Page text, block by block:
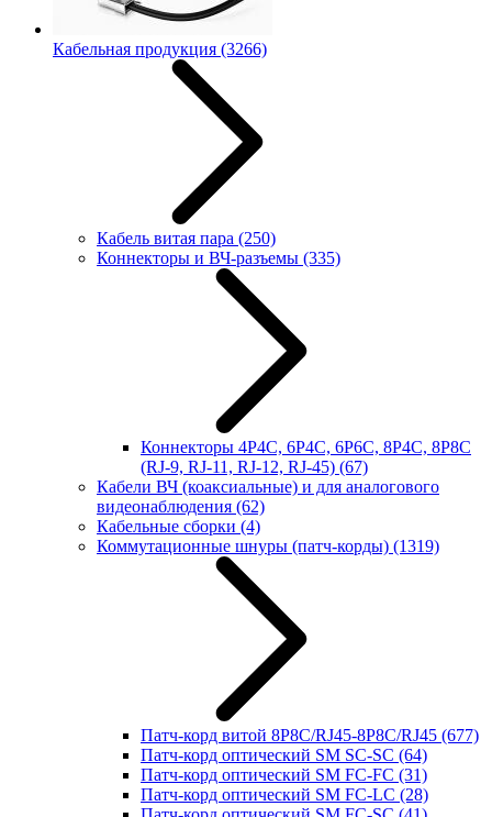
Кабельная продукция (3266)
Кабель витая пара (250)
Коннекторы и ВЧ-разъемы (335)
Коннекторы 4P4C, 6P4C, 6P6C, 8P4C, 8P8C
(RJ-9, RJ-11, RJ-12, RJ-45) (67)
Кабели ВЧ (коаксиальные) и для аналогового
видеонаблюдения (62)
Кабельные сборки (4)
Коммутационные шнуры (патч-корды) (1319)
Патч-корд витой 8P8C/RJ45-8P8C/RJ45 (677)
Патч-корд оптический SM SC-SC (64)
Патч-корд оптический SM FC-FC (31)
Патч-корд оптический SM FC-LC (28)